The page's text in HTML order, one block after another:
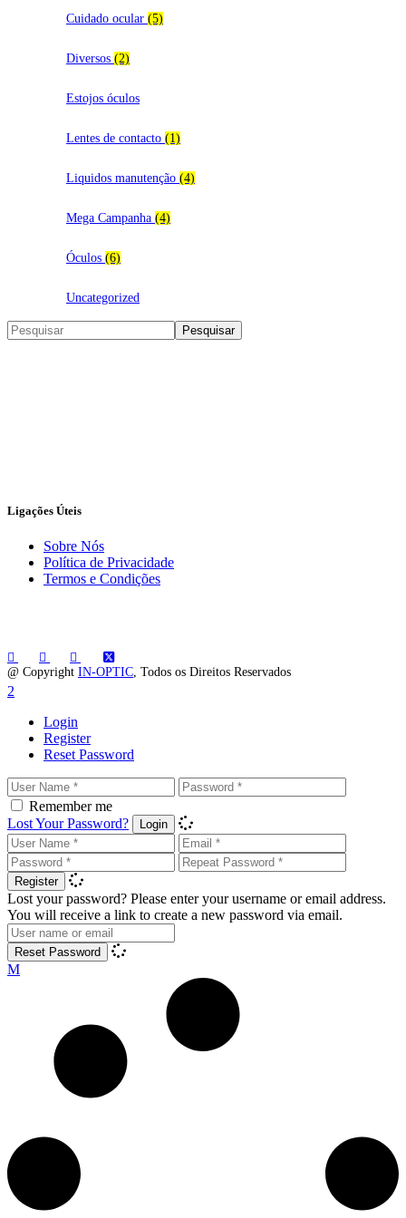
variants.
options
may
chosen
the
product
Cuidado ocular (5)
Diversos (2)
Estojos óculos
Lentes de contacto (1)
Liquidos manutenção (4)
Mega Campanha (4)
Óculos (6)
Uncategorized
Search Pesquisar
Ligações Úteis
Sobre Nós
Política de Privacidade
Termos e Condições
@ Copyright IN-OPTIC, Todos os Direitos Reservados
Login
Register
Reset Password
Remember me
Lost Your Password?
Login
Register
Lost your password? Please enter your username or email address.
You will receive a link to create a new password via email.
Reset Password